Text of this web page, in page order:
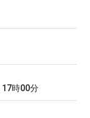
17時00分